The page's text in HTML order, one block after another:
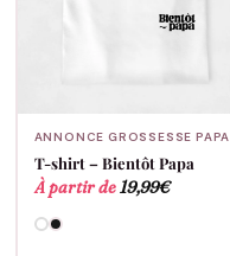
ANNONCE GROSSESSE PAPA
T-shirt – Bientôt Papa
À partir de19,99€